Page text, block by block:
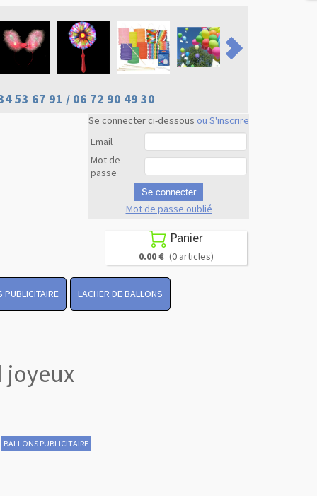
53 67 91 / 06 72 90 49 30
Se connecter ci-dessous ou S'inscrire
Email
Mot de
passe
Se connecter
Mot de passe oublié
 Panier
0.00 € (0 articles)
PUBLICITAIRE LACHER DE BALLONS
joyeux
BALLONS PUBLICITAIRE